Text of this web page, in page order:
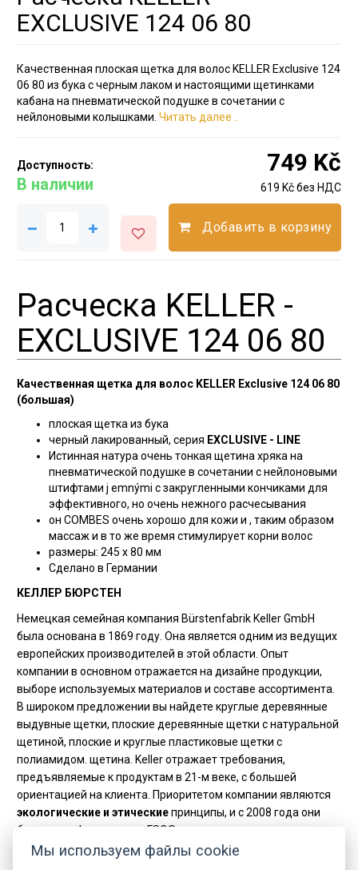
EXCLUSIVE 124 06 80
Качественная плоская щетка для волос KELLER Exclusive 124
06 80 из бука с черным лаком и настоящими щетинками
кабана на пневматической подушке в сочетании с
нейлоновыми колышками. Читать далее ..
Доступность:
В наличии
749 Kč
619 Kč без НДС
Добавить в корзину
Расческа KELLER -
EXCLUSIVE 124 06 80
Качественная щетка для волос KELLER Exclusive 124 06 80
(большая)
плоская щетка из бука
черный лакированный, серия EXCLUSIVE - LINE
Истинная натура очень тонкая щетина хряка на
пневматической подушке в сочетании с нейлоновыми
штифтами j emnými с закругленными кончиками для
эффективного, но очень нежного расчесывания
он COMBES очень хорошо для кожи и , таким образом
массаж и в то же время стимулирует корни волос
размеры: 245 х 80 мм
Сделано в Германии
КЕЛЛЕР БЮРСТЕН
Немецкая семейная компания Bürstenfabrik Keller GmbH
была основана в 1869 году. Она является одним из ведущих
европейских производителей в этой области. Опыт
компании в основном отражается на дизайне продукции,
выборе используемых материалов и составе ассортимента.
В широком предложении вы найдете круглые деревянные
выдувные щетки, плоские деревянные щетки с натуральной
щетиной, плоские и круглые пластиковые щетки с
полиамидом. щетина. Keller отражает требования,
предъявляемые к продуктам в 21-м веке, с большей
ориентацией на клиента. Приоритетом компании являются
экологические и этическиепринципы, и с 2008 года они
были сертифицированы FSC®.
Мы используем файлы cookie